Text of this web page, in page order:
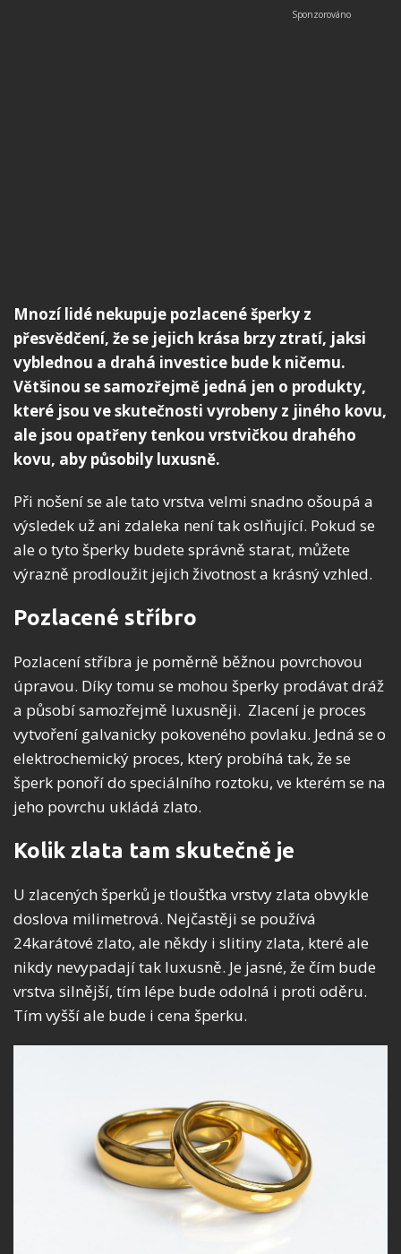
Mnozí lidé nekupuje pozlacené šperky z
přesvědčení, že se jejich krása brzy ztratí, jaksi
vyblednou a drahá investice bude k ničemu.
Většinou se samozřejmě jedná jen o produkty,
které jsou ve skutečnosti vyrobeny z jiného kovu,
ale jsou opatřeny tenkou vrstvičkou drahého
kovu, aby působily luxusně.
Při nošení se ale tato vrstva velmi snadno ošoupá a
výsledek už ani zdaleka není tak oslňující. Pokud se
ale o tyto šperky budete správně starat, můžete
výrazně prodloužit jejich životnost a krásný vzhled.
Pozlacené stříbro
Pozlacení stříbra je poměrně běžnou povrchovou
úpravou. Díky tomu se mohou šperky prodávat dráž
a působí samozřejmě luxusněji. Zlacení je proces
vytvoření galvanicky pokoveného povlaku. Jedná se o
elektrochemický proces, který probíhá tak, že se
šperk ponoří do speciálního roztoku, ve kterém se na
jeho povrchu ukládá zlato.
Kolik zlata tam skutečně je
U zlacených šperků je tloušťka vrstvy zlata obvykle
doslova milimetrová. Nejčastěji se používá
24karátové zlato, ale někdy i slitiny zlata, které ale
nikdy nevypadají tak luxusně. Je jasné, že čím bude
vrstva silnější, tím lépe bude odolná i proti oděru.
Tím vyšší ale bude i cena šperku.